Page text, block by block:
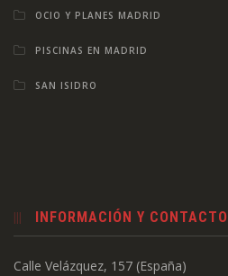
OCIO Y PLANES MADRID
PISCINAS EN MADRID
SAN ISIDRO
INFORMACIÓN Y CONTACTO
Calle Velázquez, 157 (España)